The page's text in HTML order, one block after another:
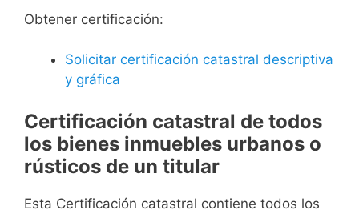
Obtener certificación:
Solicitar certificación catastral descriptiva
y gráfica
Certificación catastral de todos
los bienes inmuebles urbanos o
rústicos de un titular
Esta Certificación catastral contiene todos los